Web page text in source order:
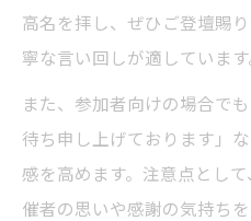
高名を拝し、ぜひご登壇賜
寧な言い回しが適しています
また、参加者向けの場合で
待ち申し上げております」
感を高めます。注意点とし
催者の思いや感謝の気持ち